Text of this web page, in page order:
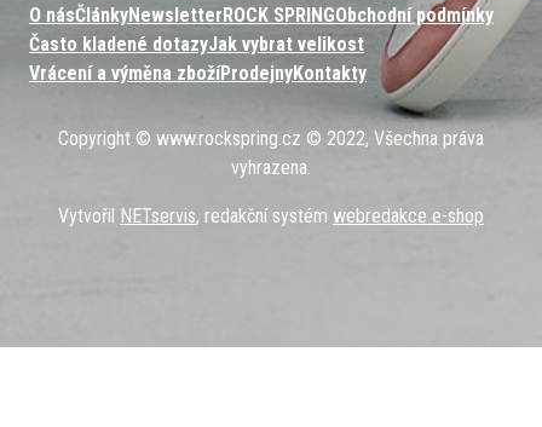
O násČlánkyNewsletter ROCK SPRINGObchodní podmínky
Často kladené dotazyJak vybrat velikost
Vrácení a výměna zbožíProdejnyKontakty
Copyright © www.rockspring.cz © 2022, Všechna práva
vyhrazena.
Vytvořil NETservis, redakční systém webredakce e-shop